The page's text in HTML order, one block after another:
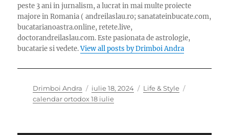
peste 3 ani in jurnalism, a lucrat in mai multe proiecte
majore in Romania ( andreilaslau.ro; sanatateinbucate.com,
bucatarianoastra.online, retete.live,
doctorandreilaslau.com. Este pasionata de astrologie,
bucatarie si vedete.View all posts by Drimboi Andra
Author
Drimboi Andra
Posted
on
iulie 18, 2024 Categories
Life & Style
calendar ortodox 18 iulie